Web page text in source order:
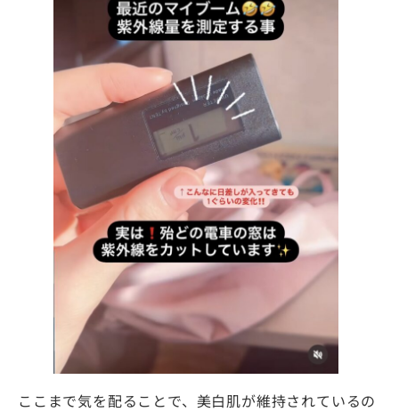
ここまで気を配ることで、美白肌が維持されているの